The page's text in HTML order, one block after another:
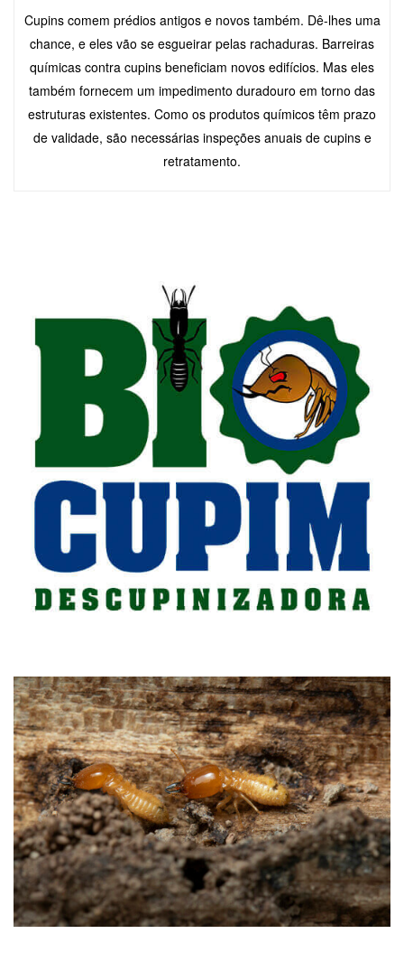
Cupins comem prédios antigos e novos também. Dê-lhes uma
chance, e eles vão se esgueirar pelas rachaduras. Barreiras
químicas contra cupins beneficiam novos edifícios. Mas eles
também fornecem um impedimento duradouro em torno das
estruturas existentes. Como os produtos químicos têm prazo
de validade, são necessárias inspeções anuais de cupins e
retratamento.